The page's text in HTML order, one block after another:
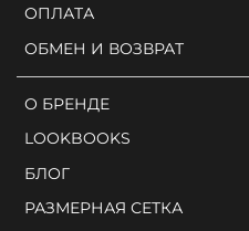
ОПЛАТА
ОБМЕН И ВОЗВРАТ
О БРЕНДЕ
LOOKBOOKS
БЛОГ
РАЗМЕРНАЯ СЕТКА